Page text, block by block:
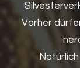
Vorher